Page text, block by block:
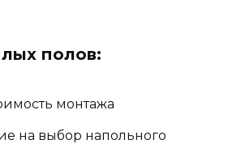
полов:
монтажа
на выбор напольного